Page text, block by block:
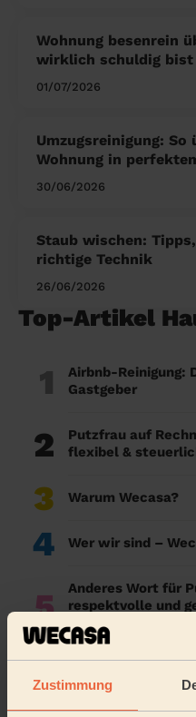
Zustimmung
Wohnung besenrein
wirklich schuldig bist
01/07/2026
Umzugsreinigung:
Wohnung in
30/06/2026
Staub wischen:
richtige Technik
26/06/2026
Top-Artikel
1
Airbnb-Reinigung:
Gastgeber
2
Putzfrau auf
flexibel &
3 Warum Wecasa?
4 Wer wir sind –
5
Anderes Wort für
respektvolle und
Alternativen
6
funktioniert es